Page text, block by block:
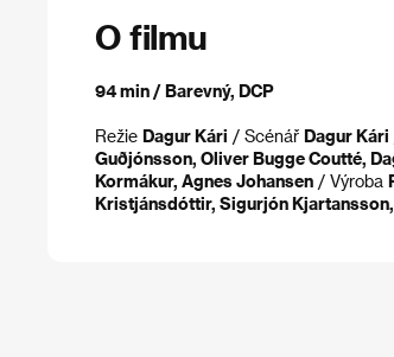
O filmu
94 min / Barevný, DCP
Režie Dagur Kári / Scénář Dagur Kári
Guðjónsson, Oliver Bugge Coutté,
Kormákur, Agnes Johansen / Výroba
Kristjánsdóttir, Sigurjón